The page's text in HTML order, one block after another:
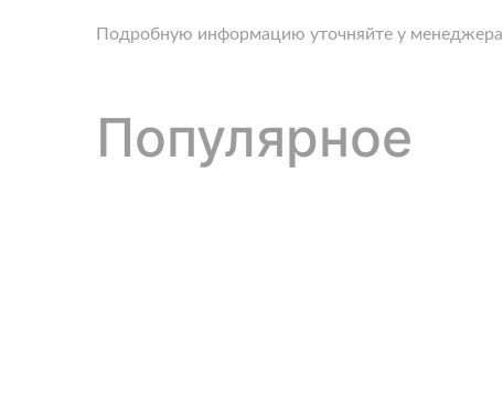
Подробную информацию уточняйте у менеджера
Популярное